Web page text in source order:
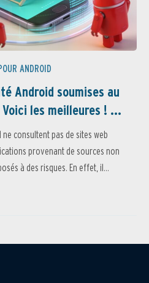
ANDROID
Android soumises au
les meilleures ! ...
consultent pas de sites web
provenant de sources non
à des risques. En effet, il...